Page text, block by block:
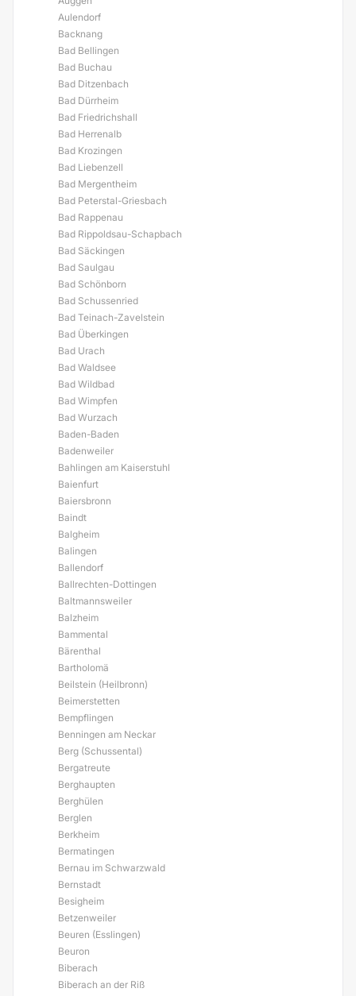
Aulendorf
Backnang
Bad Bellingen
Bad Buchau
Bad Ditzenbach
Bad Dürrheim
Bad Friedrichshall
Bad Herrenalb
Bad Krozingen
Bad Liebenzell
Bad Mergentheim
Bad Peterstal-Griesbach
Bad Rappenau
Bad Rippoldsau-Schapbach
Bad Säckingen
Bad Saulgau
Bad Schönborn
Bad Schussenried
Bad Teinach-Zavelstein
Bad Überkingen
Bad Urach
Bad Waldsee
Bad Wildbad
Bad Wimpfen
Bad Wurzach
Baden-Baden
Badenweiler
Bahlingen am Kaiserstuhl
Baienfurt
Baiersbronn
Baindt
Balgheim
Balingen
Ballendorf
Ballrechten-Dottingen
Baltmannsweiler
Balzheim
Bammental
Bärenthal
Bartholomä
Beilstein (Heilbronn)
Beimerstetten
Bempflingen
Benningen am Neckar
Berg (Schussental)
Bergatreute
Berghaupten
Berghülen
Berglen
Berkheim
Bermatingen
Bernau im Schwarzwald
Bernstadt
Besigheim
Betzenweiler
Beuren (Esslingen)
Beuron
Biberach
Biberach an der Riß